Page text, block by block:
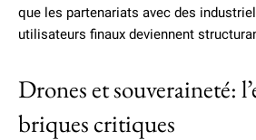
que les partenariats avec des
utilisateurs finaux deviennent
Drones et souveraineté:
briques critiques